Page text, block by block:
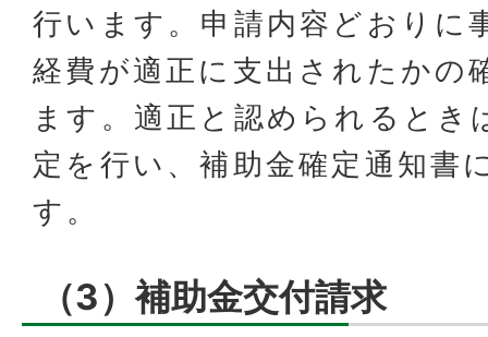
行います。申請内容どおりに
経費が適正に支出されたかの
ます。適正と認められるとき
定を行い、補助金確定通知書
す。
（3）補助金交付請求